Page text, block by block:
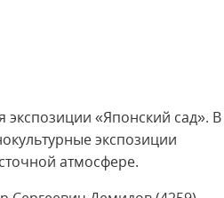
«Японский сад». В
экспозиции
атмосфере.